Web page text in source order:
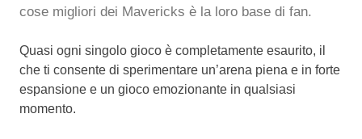
cose migliori dei Mavericks è la loro base di fan.
Quasi ogni singolo gioco è completamente esaurito, il
che ti consente di sperimentare un’arena piena e in forte
espansione e un gioco emozionante in qualsiasi
momento.